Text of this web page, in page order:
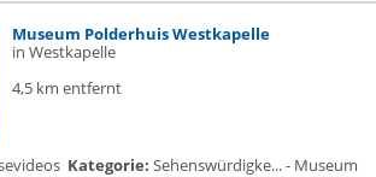
Museum Polderhuis Westkapelle
in Westkapelle
4,5 km entfernt
Kategorie: Sehenswürdigke... - Museum